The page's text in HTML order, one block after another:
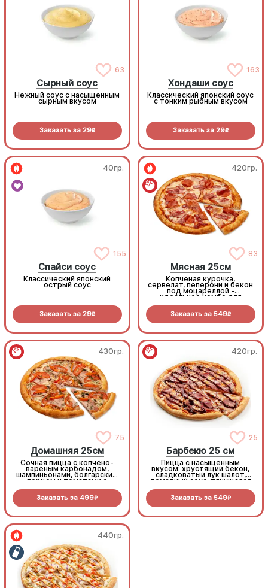
63
Сырный соус
Нежный соус с насыщенным
сырным вкусом
Заказать за 29R
163
Хондаши соус
Классический японский соус
с тонким рыбным вкусом
Заказать за 29R
40гр.
155
Спайси соус
Классический японский
острый соус
Заказать за 29R
420гр.
83
Мясная 25см
Копченая курочка,
сервелат, пеперони и бекон
под моцареллой -
идеальное комбо для
Заказать за 549R
430гр.
75
Домашняя 25см
Сочная пицца с копчёно-
варёным карбонадом,
шампиньонами, болгарским
перцем и томатами с
Заказать за 499R
420гр.
25
Барбекю 25 см
Пицца с насыщенным
вкусом: хрустящий бекон,
сладковатый лук шалот,
томатный соус, тянущаяся
прянный соус барбекю.
Заказать за 549R
440гр.